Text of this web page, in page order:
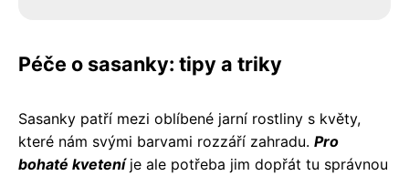
Péče o sasanky: tipy a triky
Sasanky patří mezi oblíbené jarní rostliny s květy,
které nám svými barvami rozzáří zahradu. Pro
bohaté kveteníje ale potřeba jim dopřát tu správnou